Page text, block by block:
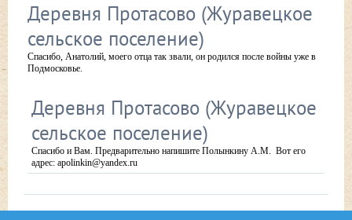
Деревня Протасово (Журавецкое
сельское поселение)
Спасибо, Анатолий, моего отца так звали, он родился после войны уже в
Подмосковье.
Деревня Протасово (Журавецкое
сельское поселение)
Спасибо и Вам. Предварительно напишите Полынкину А.М. Вот его
адрес: apolinkin@yandex.ru